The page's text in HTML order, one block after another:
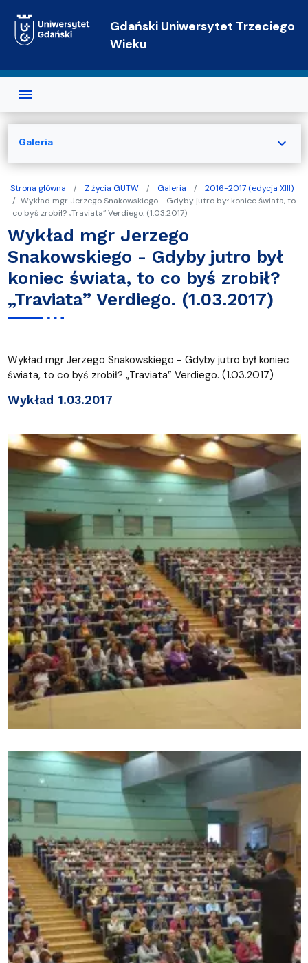
Gdański Uniwersytet Trzeciego
Wieku
Strona główna Z życia GUTW Galeria
2016-2017 (edycja XIII)
Wykład mgr Jerzego Snakowskiego - Gdyby jutro był koniec świata, to
co byś zrobił? „Traviata” Verdiego. (1.03.2017)
Wykład mgr Jerzego
Snakowskiego - Gdyby jutro był
koniec świata, to co byś zrobił?
„Traviata” Verdiego. (1.03.2017)
Wykład mgr Jerzego Snakowskiego - Gdyby jutro był koniec
świata, to co byś zrobił? „Traviata” Verdiego. (1.03.2017)
Wykład 1.03.2017
Galeria expand_more